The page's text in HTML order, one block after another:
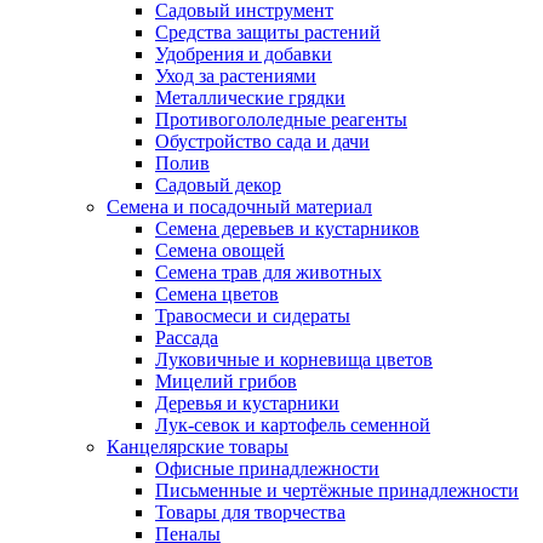
Садовый инструмент
Средства защиты растений
Удобрения и добавки
Уход за растениями
Металлические грядки
Противогололедные реагенты
Обустройство сада и дачи
Полив
Садовый декор
Семена и посадочный материал
Семена деревьев и кустарников
Семена овощей
Семена трав для животных
Семена цветов
Травосмеси и сидераты
Рассада
Луковичные и корневища цветов
Мицелий грибов
Деревья и кустарники
Лук-севок и картофель семенной
Канцелярские товары
Офисные принадлежности
Письменные и чертёжные принадлежности
Товары для творчества
Пеналы